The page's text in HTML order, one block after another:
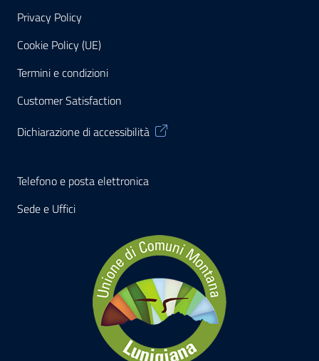
Privacy Policy
Cookie Policy (UE)
Termini e condizioni
Customer Satisfaction
Dichiarazione di accessibilità
Telefono e posta elettronica
Sede e Uffici